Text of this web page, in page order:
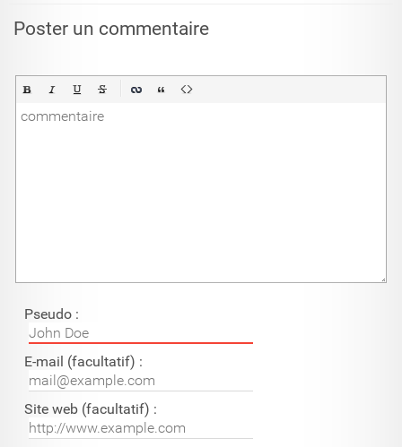
Poster un commentaire
Pseudo :
E-mail (facultatif) :
Site web (facultatif) :